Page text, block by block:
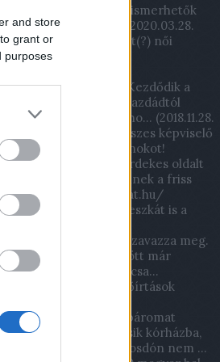
and store
grant or
purposes
de a filmen nem ismerhetők
több kor...
2020.03.28.
) Lőrinci Fonó – Kistext(?) női
mérkőzés
Mormota: Kezdődik a
Honnan tudjam? Gazdádtól
Annyira beszívtál, ho... (2018.11.28.
2,2 milliárdért volt fideszes képviselő
fel a Lőrinci sportcsarnokot!
Ha igazán érdekes oldalt
látni és érdekelnek a friss
:) www.ujsagomat.hu/
18:04
Már a wc deszkát is a
A kucsák kisbetűvel szavazza meg.
gyerekotthon mögött már
a halomit ez a félrecsa...
Óriási erdőírtások
Mikor pár éve a páromat
kontrollra egy másik kórházba,
a mosdóba, de mosdón nem ...